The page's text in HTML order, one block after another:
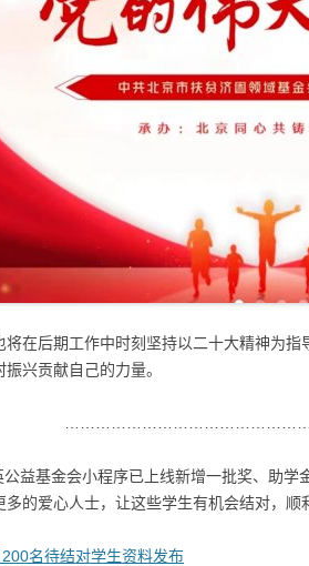
将在后期工作中时刻坚持以二十大精神为指
兴贡献自己的力量。
益基金会小程序已上线新增一批奖、助
的爱心人士，让这些学生有机会结对，顺
名待结对学生资料发布